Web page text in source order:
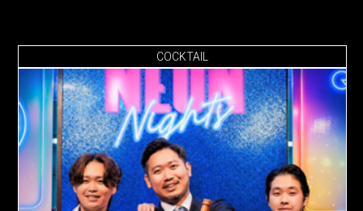
COCKTAIL